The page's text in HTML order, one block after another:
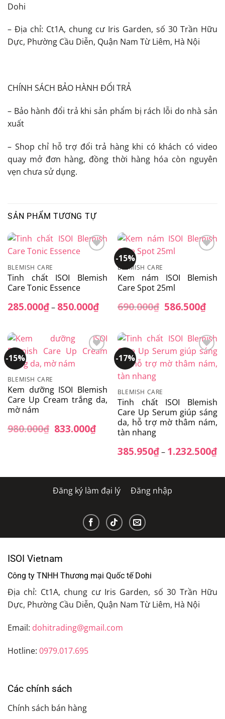
Dohi
– Địa chỉ: Ct1A, chung cư Iris Garden, số 30 Trần Hữu
Dực, Phường Cầu Diễn, Quận Nam Từ Liêm, Hà Nội
CHÍNH SÁCH BẢO HÀNH ĐỔI TRẢ
– Bảo hành đổi trả khi sản phẩm bị rách lỗi do nhà sản
xuất
– Shop chỉ hỗ trợ đổi trả hàng khi có khách có video
quay mở đơn hàng, đồng thời hàng hóa còn nguyên
vẹn chưa sử dụng.
SẢN PHẨM TƯƠNG TỰ
BLEMISH CARE
Tinh chất ISOI Blemish
Care Tonic Essence
285.000₫– 850.000₫Khoảng
giá:
đến
850.000₫
-15%
BLEMISH CARE
Kem nám ISOI Blemish
Care Spot 25ml
690.000₫ Giá
gốc
586.500₫Giá
hiện
-15%
BLEMISH CARE
Kem dưỡng ISOI Blemish
Care Up Cream trắng da,
mờ nám
980.000₫ Giá
gốc
833.000₫Giá
hiện
-17%
wishlist
BLEMISH CARE
Tinh chất ISOI Blemish
Care Up Serum giúp sáng
da, hỗ trợ mờ thâm nám,
tàn nhang
385.950₫– 1.232.500₫
Đăng ký làm đại lý Đăng nhập
ISOI Vietnam
Công ty TNHH Thương mại Quốc tế Dohi
Địa chỉ: Ct1A, chung cư Iris Garden, số 30 Trần Hữu
Dực, Phường Cầu Diễn, Quận Nam Từ Liêm, Hà Nội
Email: dohitrading@gmail.com
Hotline: 0979.017.695
Các chính sách
Chính sách bán hàng